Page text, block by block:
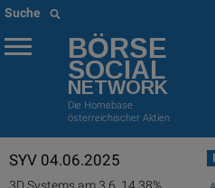
Suche
BÖRSE
SOCIAL
NETWORK
Die Homebase
österreichischer Aktien
SYV 04.06.2025